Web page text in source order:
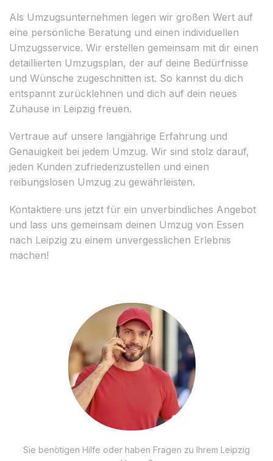
Als Umzugsunternehmen legen wir großen Wert auf
eine persönliche Beratung und einen individuellen
Umzugsservice. Wir erstellen gemeinsam mit dir einen
detaillierten Umzugsplan, der auf deine Bedürfnisse
und Wünsche zugeschnitten ist. So kannst du dich
entspannt zurücklehnen und dich auf dein neues
Zuhause in Leipzig freuen.
Vertraue auf unsere langjährige Erfahrung und
Genauigkeit bei jedem Umzug. Wir sind stolz darauf,
jeden Kunden zufriedenzustellen und einen
reibungslosen Umzug zu gewährleisten.
Kontaktiere uns jetzt für ein unverbindliches Angebot
und lass uns gemeinsam deinen Umzug von Essen
nach Leipzig zu einem unvergesslichen Erlebnis
machen!
Sie benötigen Hilfe oder haben Fragen zu Ihrem Leipzig